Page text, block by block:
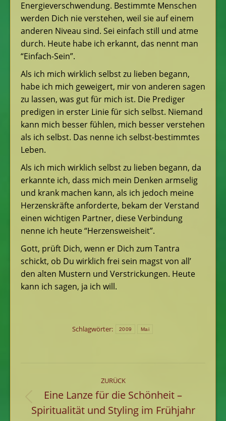
Energieverschwendung. Bestimmte Menschen
werden Dich nie verstehen, weil sie auf einem
anderen Niveau sind. Sei einfach still und atme
durch. Heute habe ich erkannt, das nennt man
“Einfach-Sein”.
Als ich mich wirklich selbst zu lieben begann,
habe ich mich geweigert, mir von anderen sagen
zu lassen, was gut für mich ist. Die Prediger
predigen in erster Linie für sich selbst. Niemand
kann mich besser fühlen, mich besser verstehen
als ich selbst. Das nenne ich selbst-bestimmtes
Leben.
Als ich mich wirklich selbst zu lieben begann, da
erkannte ich, dass mich mein Denken armselig
und krank machen kann, als ich jedoch meine
Herzenskräfte anforderte, bekam der Verstand
einen wichtigen Partner, diese Verbindung
nenne ich heute “Herzensweisheit”.
Gott, prüft Dich, wenn er Dich zum Tantra
schickt, ob Du wirklich frei sein magst von all’
den alten Mustern und Verstrickungen. Heute
kann ich sagen, ja ich will.
Schlagwörter: 2009 Mai
Kommentarnavigation
ZURÜCK
Vorheriger
Beitrag:
Eine Lanze für die Schönheit –
Spiritualität und Styling im Frühjahr